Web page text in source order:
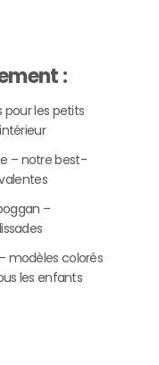
:
pour les petits
– notre best-
–
modèles colorés
les enfants